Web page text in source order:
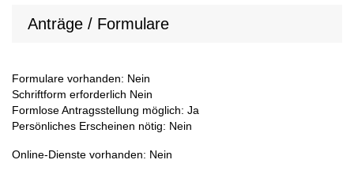
Anträge / Formulare
Formulare vorhanden: Nein
Schriftform erforderlich Nein
Formlose Antragsstellung möglich: Ja
Persönliches Erscheinen nötig: Nein
Online-Dienste vorhanden: Nein